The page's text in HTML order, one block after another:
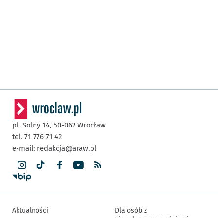
pl. Solny 14, 50-062 Wrocław
tel. 71 776 71 42
e-mail: redakcja@araw.pl
Aktualności
Dla osób z